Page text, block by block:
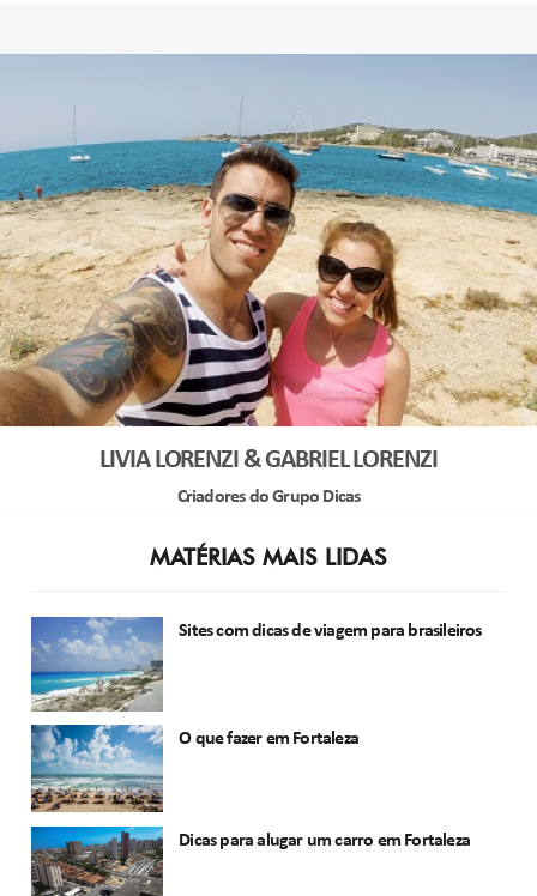
LIVIA LORENZI & GABRIEL LORENZI
Criadores do Grupo Dicas
MATÉRIAS MAIS LIDAS
Sites com dicas de viagem para brasileiros
O que fazer em Fortaleza
Dicas para alugar um carro em Fortaleza